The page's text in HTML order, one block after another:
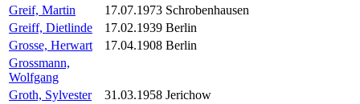
Greif, Martin
17.07.1973 Schrobenhausen
Greiff, Dietlinde
17.02.1939 Berlin
Grosse, Herwart
17.04.1908 Berlin
Grossmann,
Wolfgang
Groth, Sylvester
31.03.1958 Jerichow